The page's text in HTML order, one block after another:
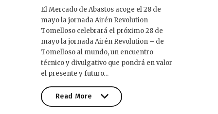
El Mercado de Abastos acoge el 28 de
mayo la jornada Airén Revolution
Tomelloso celebrará el próximo 28 de
mayo la jornada Airén Revolution – de
Tomelloso al mundo, un encuentro
técnico y divulgativo que pondrá en valor
el presente y futuro…
Read More